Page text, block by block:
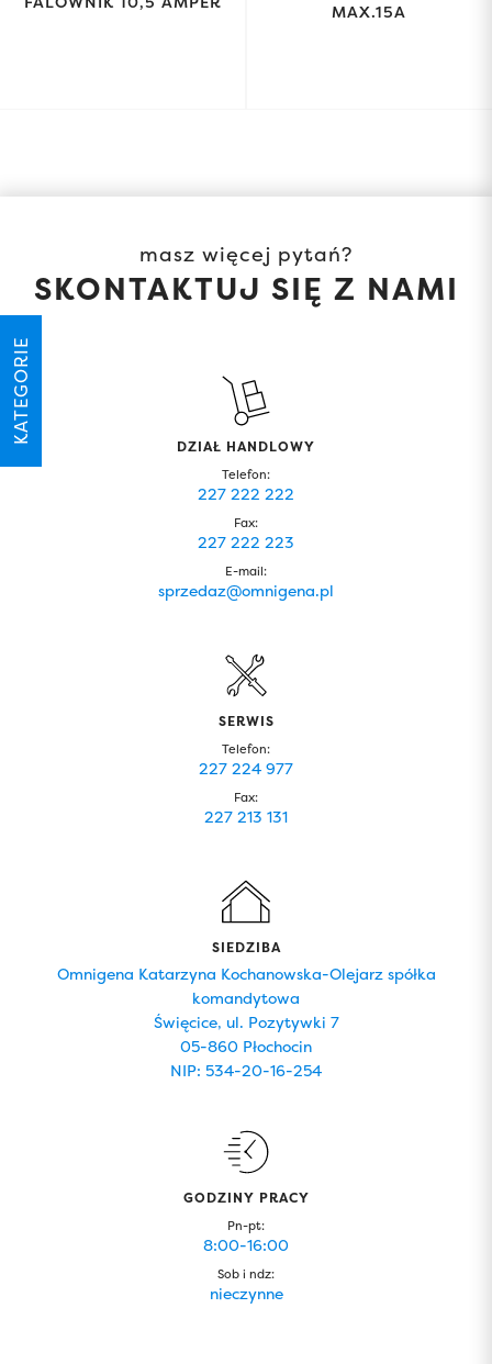
KATEGORIE
MAX.15A
masz więcej pytań?
SKONTAKTUJ SIĘ Z NAMI
DZIAŁ HANDLOWY
Telefon:
227 222 222
Fax:
227 222 223
E-mail:
sprzedaz@omnigena.pl
SERWIS
Telefon:
227 224 977
Fax:
227 213 131
SIEDZIBA
Omnigena Katarzyna Kochanowska-Olejarz spółka
komandytowa
Święcice, ul. Pozytywki 7
05-860 Płochocin
NIP: 534-20-16-254
GODZINY PRACY
Pn-pt:
8:00-16:00
Sob i ndz:
nieczynne